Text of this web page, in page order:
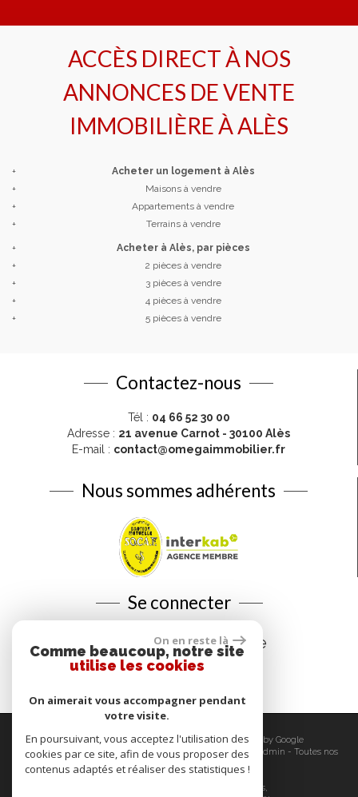
ACCÈS DIRECT À NOS
ANNONCES DE VENTE
IMMOBILIÈRE À ALÈS
+
Acheter un logement à Alès
+
Maisons à vendre
+
Appartements à vendre
+
Terrains à vendre
+
Acheter à Alès, par pièces
+
2 pièces à vendre
+
3 pièces à vendre
+
4 pièces à vendre
+
5 pièces à vendre
Contactez-nous
Tél : 04 66 52 30 00
Adresse : 21 avenue Carnot - 30100 Alès
E-mail : contact@omegaimmobilier.fr
Nous sommes adhérents
Se connecter
Espace propriétaire
© 2026 | Tous droits réservés | Traduction powered by Google
Plan du site-Mentions légales- Nos honoraires-Liens Admin - Toutes nos
annonces
-Politique RGPD
Site internet compatible multi-supports,
On en reste là
Comme beaucoup, notre site
utilise les cookies
On aimerait vous accompagner pendant
votre visite.
En poursuivant, vous acceptez l'utilisation des
cookies par ce site, afin de vous proposer des
contenus adaptés et réaliser des statistiques !